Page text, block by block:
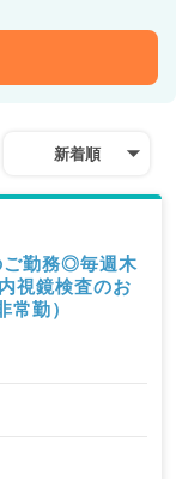
新着順
ご勤務◎毎週木
視鏡検査のお
勤）